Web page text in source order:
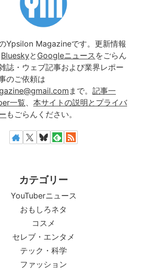
Ypsilon Magazineです。更新情報
Blueskyと Googleニュース をごらん
誌・ウェブ記事および業界レポー
のご依頼は
まで。 記事一
一覧、 本サイトの説明とプライバ
もごらんください。
カテゴリー
YouTuberニュース
おもしろネタ
コスメ
セレブ・エンタメ
テック・科学
ファッション